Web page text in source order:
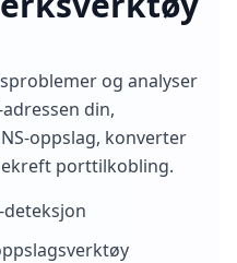
og analyser
din,
oppslag, konverter
porttilkobling.
deteksjon